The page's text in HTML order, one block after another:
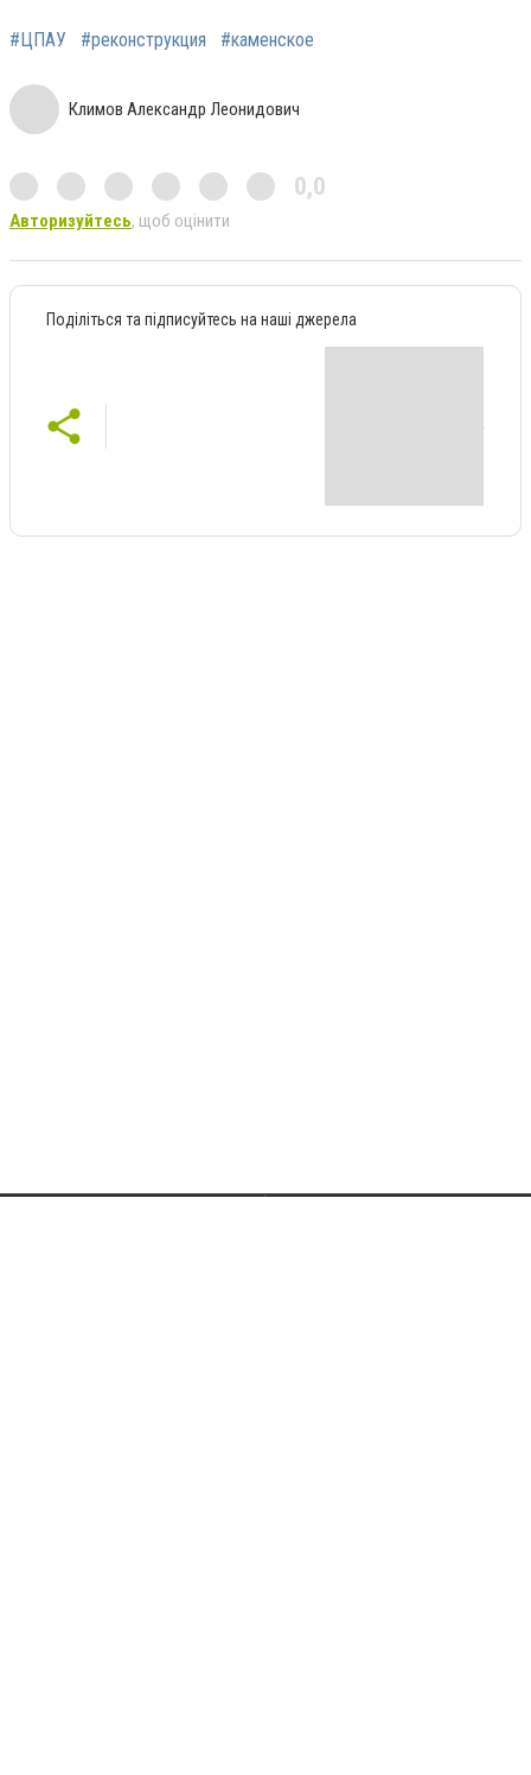
#ЦПАУ #реконструкция #каменское
Климов Александр Леонидович
0,0
Авторизуйтесь, щоб оцінити
Поділіться та підписуйтесь на наші джерела